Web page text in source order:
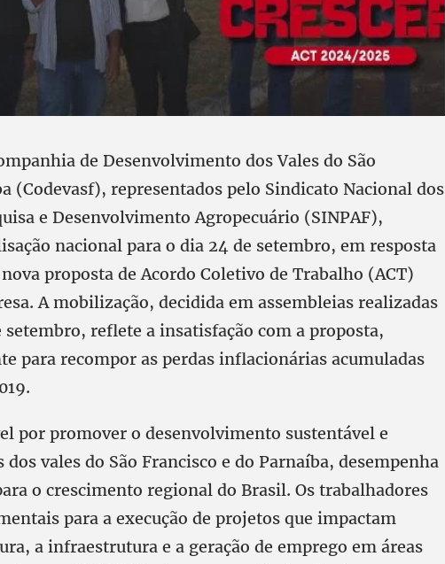
de Desenvolvimento dos Vales do São
(Codevasf), representados pelo Sindicato Nacional dos
e Desenvolvimento Agropecuário (SINPAF),
nacional para o dia 24 de setembro, em resposta
proposta de Acordo Coletivo de Trabalho (ACT)
A mobilização, decidida em assembleias realizadas
setembro, reflete a insatisfação com a proposta,
para recompor as perdas inflacionárias acumuladas
por promover o desenvolvimento sustentável e
vales do São Francisco e do Parnaíba, desempenha
o crescimento regional do Brasil. Os trabalhadores
para a execução de projetos que impactam
a infraestrutura e a geração de emprego em áreas